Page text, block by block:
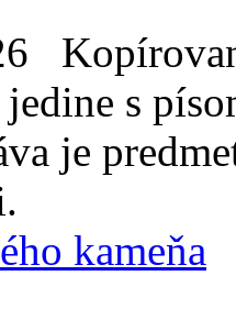
s
je
kameňa